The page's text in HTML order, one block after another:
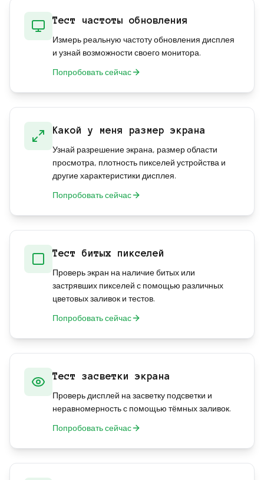
Тест частоты обновления
Измерь реальную частоту обновления дисплея
и узнай возможности своего монитора.
Попробовать сейчас
Какой у меня размер экрана
Узнай разрешение экрана, размер области
просмотра, плотность пикселей устройства и
другие характеристики дисплея.
Попробовать сейчас
Тест битых пикселей
Проверь экран на наличие битых или
застрявших пикселей с помощью различных
цветовых заливок и тестов.
Попробовать сейчас
Тест засветки экрана
Проверь дисплей на засветку подсветки и
неравномерность с помощью тёмных заливок.
Попробовать сейчас